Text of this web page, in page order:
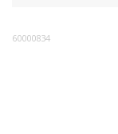
60000834